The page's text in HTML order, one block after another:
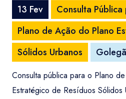
13 Fev
Consulta Pública
Plano de Ação do Plano
Sólidos Urbanos
Golegã
Consulta pública para o Plano
Estratégico de Resíduos